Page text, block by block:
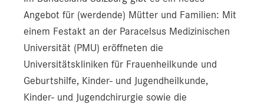
Angebot für (werdende) Mütter und Familien: Mit
einem Festakt an der Paracelsus Medizinischen
Universität (PMU) eröffneten die
Universitätskliniken für Frauenheilkunde und
Geburtshilfe, Kinder- und Jugendheilkunde,
Kinder- und Jugendchirurgie sowie die